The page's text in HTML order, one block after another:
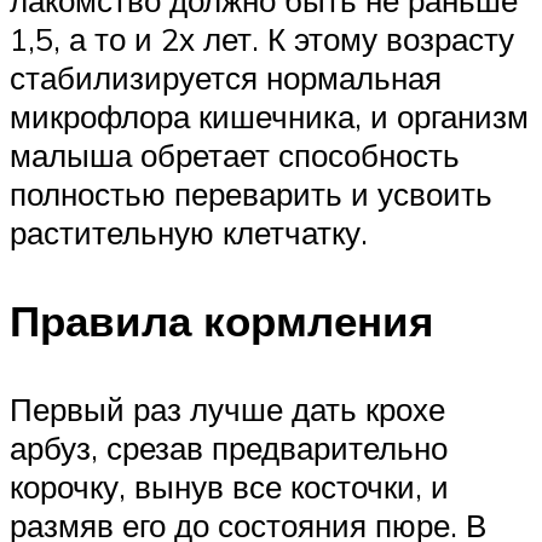
1,5, а то и 2х лет. К этому возрасту
стабилизируется нормальная
микрофлора кишечника, и организм
малыша обретает способность
полностью переварить и усвоить
растительную клетчатку.
Правила кормления
Первый раз лучше дать крохе
арбуз, срезав предварительно
корочку, вынув все косточки, и
размяв его до состояния пюре. В